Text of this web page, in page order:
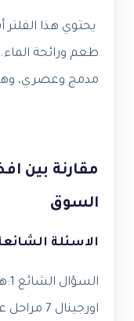
يحتوي هذا
طعم ورائحة
مدمج وعصري،
مقارنة بين
السوق
الاسئلة
السؤال الشائع 1: